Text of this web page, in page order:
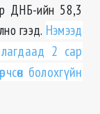
ДНБ-ийн 58,3
гээд. Нэмээд
2 сар
болохгүйн